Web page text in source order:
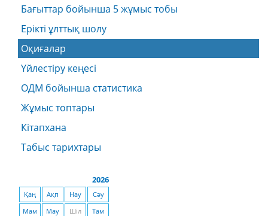
Бағыттар бойынша 5 жұмыс тобы
Ерікті ұлттық шолу
Оқиғалар
Үйлестіру кеңесі
ОДМ бойынша статистика
Жұмыс топтары
Кітапхана
Табыс тарихтары
2026
Қаң Ақп Нау
Сәу
Мам
Мау Шіл
Там